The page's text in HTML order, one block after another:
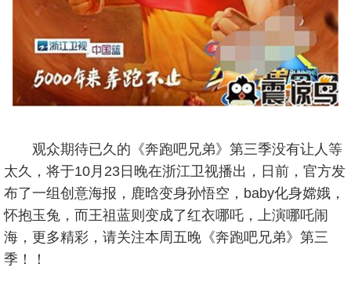
观众期待已久的《奔跑吧兄弟》第三季没有让人等
太久，将于10月23日晚在浙江卫视播出，日前，官方发
布了一组创意海报，鹿晗变身孙悟空，baby化身嫦娥，
怀抱玉兔，而王祖蓝则变成了红衣哪吒，上演哪吒闹
海，更多精彩，请关注本周五晚《奔跑吧兄弟》第三
季！！